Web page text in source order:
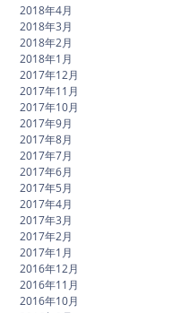
2018年4月
2018年3月
2018年2月
2018年1月
2017年12月
2017年11月
2017年10月
2017年9月
2017年8月
2017年7月
2017年6月
2017年5月
2017年4月
2017年3月
2017年2月
2017年1月
2016年12月
2016年11月
2016年10月